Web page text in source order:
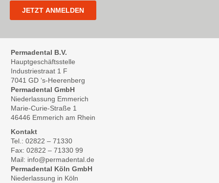
Permadental B.V.
Hauptgeschäftsstelle
Industriestraat 1 F
7041 GD ‘s-Heerenberg
Permadental GmbH
Niederlassung Emmerich
Marie-Curie-Straße 1
46446 Emmerich am Rhein
Kontakt
Tel.: 02822 – 71330
Fax: 02822 – 71330 99
Mail: info@permadental.de
Permadental Köln GmbH
Niederlassung in Köln